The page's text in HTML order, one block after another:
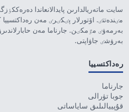
سايت ماتەريالدارىن پايدالانعاندا
مٸندەتتٸ. اۆتورلار پٸكٸرٸ مەن
بەرمەۋٸ مٷمكٸن. جارناما مەن
بەرۋشٸ جاۋاپتى.
رەداكتسييا
جارناما
جوبا تۋرالى
قۇپييالىلىق ساياساتى